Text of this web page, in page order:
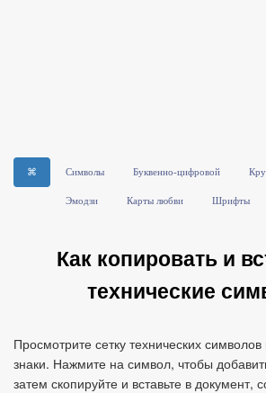
⌘ Символы Буквенно-цифровой
Эмодзи Карты любви Шрифты
Как копировать и
технические
Просмотрите сетку технических
знаки. Нажмите на символ, чтобы
затем скопируйте и вставьте в документ,